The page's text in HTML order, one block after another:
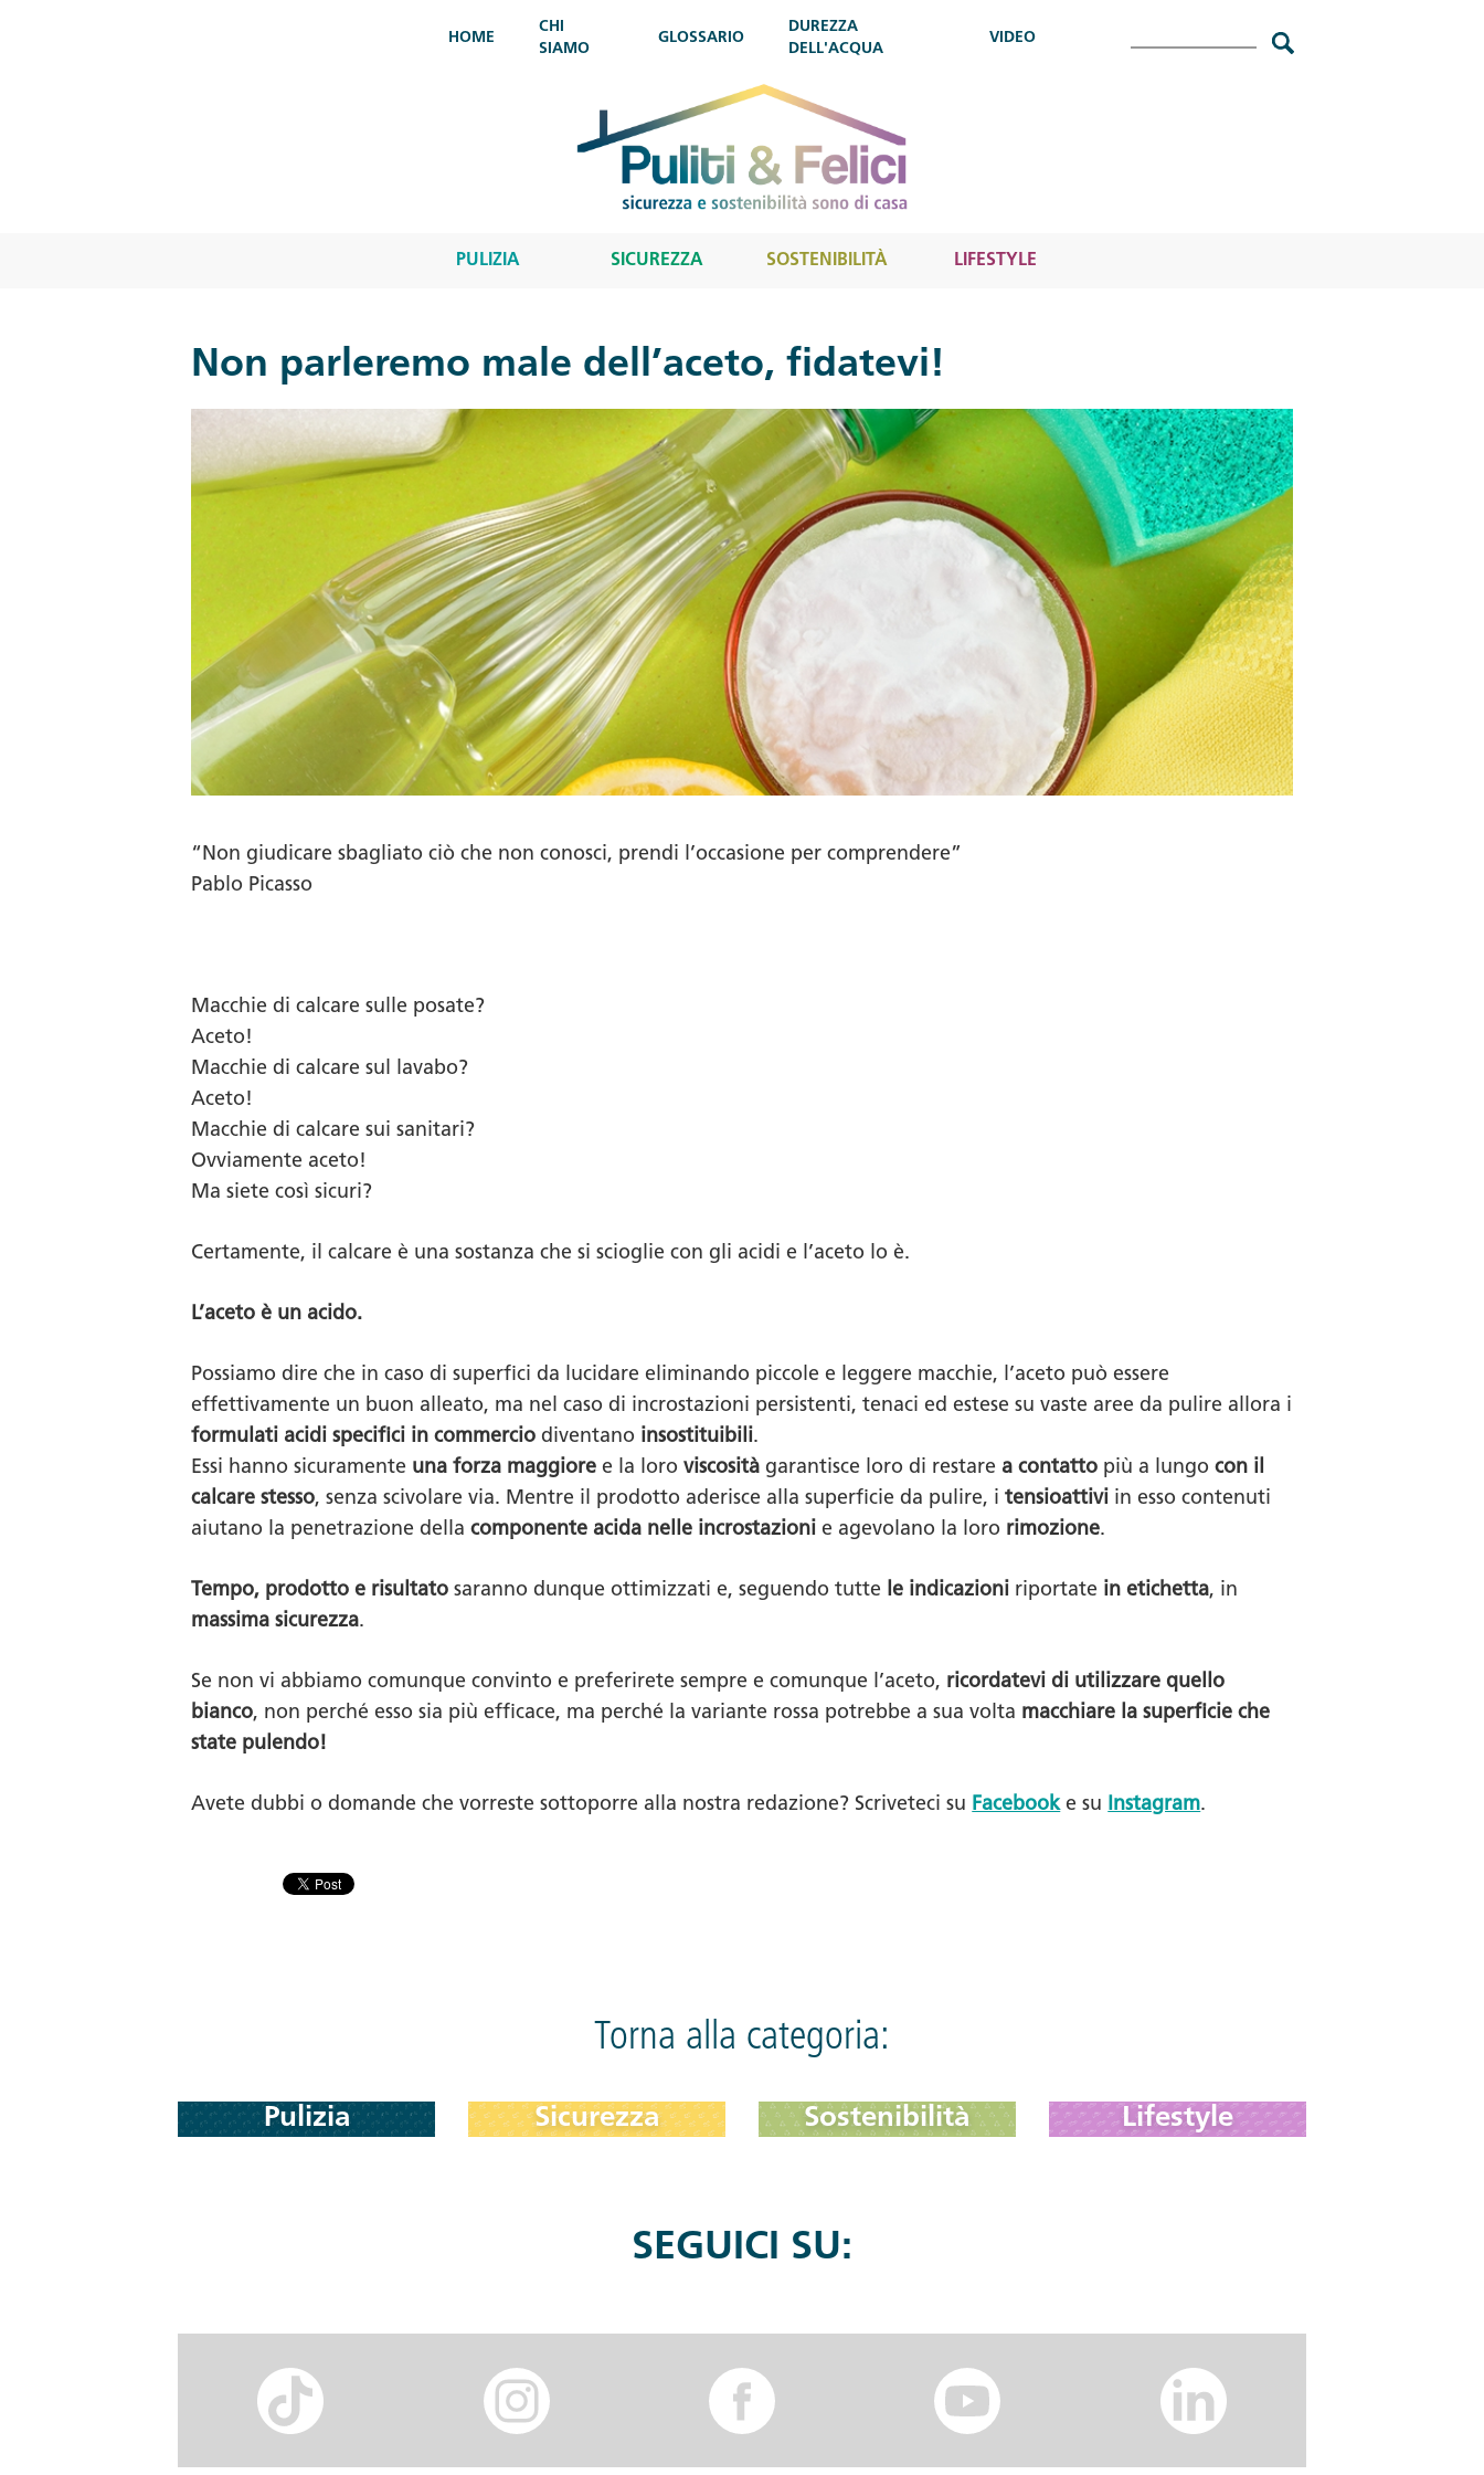
HOME
CHI
SIAMO
GLOSSARIO
DUREZZA
DELL'ACQUA
VIDEO
PULIZIA SICUREZZA SOSTENIBILITÀ LIFESTYLE
Non parleremo male dell’aceto, fidatevi!
“Non giudicare sbagliato ciò che non conosci, prendi l’occasione per comprendere”
Pablo Picasso
Macchie di calcare sulle posate?
Aceto!
Macchie di calcare sul lavabo?
Aceto!
Macchie di calcare sui sanitari?
Ovviamente aceto!
Ma siete così sicuri?
Certamente, il calcare è una sostanza che si scioglie con gli acidi e l’aceto lo è.
L’aceto è un acido.
Possiamo dire che in caso di superfici da lucidare eliminando piccole e leggere macchie, l’aceto può essere
effettivamente un buon alleato, ma nel caso di incrostazioni persistenti, tenaci ed estese su vaste aree da pulire allora i
formulati acidi specifici in commercio diventano insostituibili.
Essi hanno sicuramente una forza maggiore e la loroviscosità garantisce loro di restare a contatto più a lungocon il
calcare stesso, senza scivolare via. Mentre il prodotto aderisce alla superficie da pulire, itensioattivi in esso contenuti
aiutano la penetrazione dellacomponente acida nelle incrostazioni e agevolano la loro rimozione.
Tempo, prodotto e risultato saranno dunque ottimizzati e, seguendo tutte le indicazioni riportate in etichetta, in
massima sicurezza.
Se non vi abbiamo comunque convinto e preferirete sempre e comunque l’aceto, ricordatevi di utilizzare quello
bianco, non perché esso sia più efficace, ma perché la variante rossa potrebbe a sua volta macchiare la superficie che
state pulendo!
Avete dubbi o domande che vorreste sottoporre alla nostra redazione? Scriveteci su Facebooke su Instagram.
Torna alla categoria:
Pulizia Sicurezza Sostenibilità Lifestyle
SEGUICI SU: